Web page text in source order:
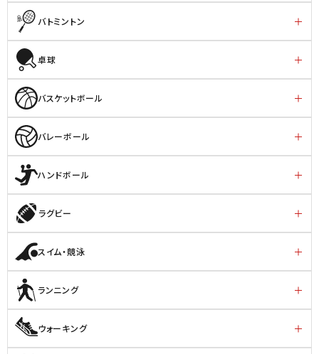
バトミントン
卓球
バスケットボール
バレーボール
ハンドボール
ラグビー
スイム・競泳
ランニング
ウォーキング